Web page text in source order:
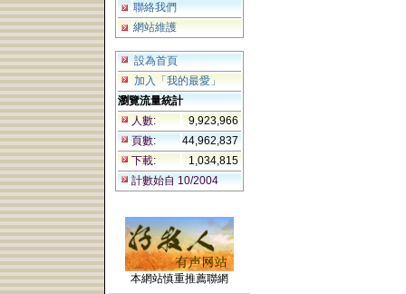
聯絡我們
網站維護
設為首頁
加入「我的最愛」
瀏覽流量統計
人數:
9,923,966
頁數:
44,962,837
下載:
1,034,815
計數始自 10/2004
本網站慎重推薦聯網